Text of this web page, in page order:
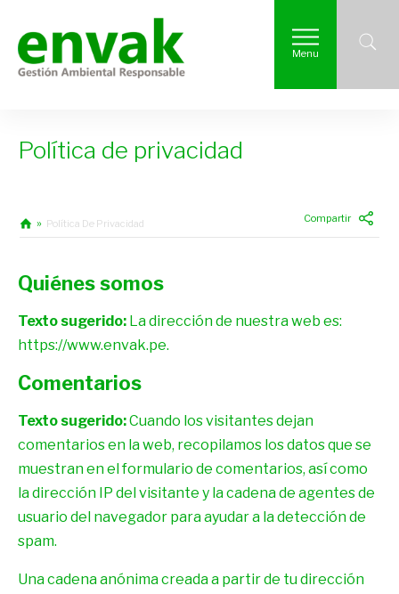
Menu
Política de privacidad
Política De Privacidad Compartir
Quiénes somos
Texto sugerido: La dirección de nuestra web es:
https://www.envak.pe.
Comentarios
Texto sugerido:Cuando los visitantes dejan
comentarios en la web, recopilamos los datos que se
muestran en el formulario de comentarios, así como
la dirección IP del visitante y la cadena de agentes de
usuario del navegador para ayudar a la detección de
spam.
Una cadena anónima creada a partir de tu dirección